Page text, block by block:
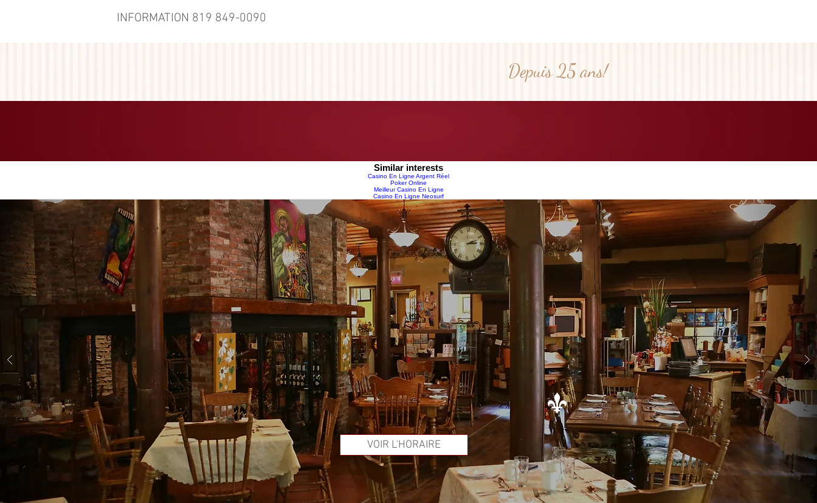
Depuis 25 ans!
INFORMATION 819 849-0090
Menu du terroir - Salle à manger - Terrasse ou pour emporter
Bar laitier - Boutique & Artisans Québécois
RESTAURANT
VOIR L'HORAIRE
Similar interests
Casino En Ligne Argent Réel
Poker Online
Meilleur Casino En Ligne
Casino En Ligne Neosurf